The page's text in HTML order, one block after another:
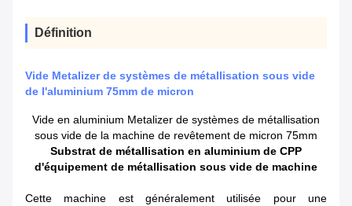
Définition
Vide Metalizer de systèmes de métallisation sous vide
de l'aluminium 75mm de micron
Vide en aluminium Metalizer de systèmes de métallisation
sous vide de la machine de revêtement de micron 75mm
Substrat de métallisation en aluminium de CPP
d'équipement de métallisation sous vide de machine
Cette machine est généralement utilisée pour une